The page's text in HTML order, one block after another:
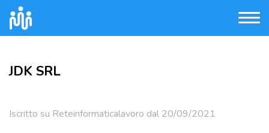
JDK SRL
Iscritto su Reteinformaticalavoro dal 20/09/2021